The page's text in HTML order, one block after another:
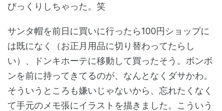
びっくりしちゃった。笑
サンタ帽を前日に買いに行ったら100円ショップに
は既になく（お正月用品に切り替わってたらし
い）、ドンキホーテに移動して買ったそう。ボンボ
ンを前に持ってきてるのが、なんとなくダサかわ。
そういうところも嫌いじゃないから、忘れたくなく
て手元のメモ張にイラストを描きました。こういう